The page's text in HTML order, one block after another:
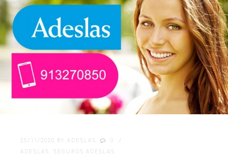
25/11/2020 BY ADESLAS
0
ADESLAS
SEGUROS ADESLAS